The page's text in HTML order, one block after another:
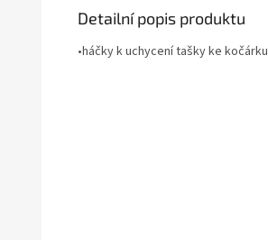
Detailní popis produktu
•háčky k uchycení tašky ke kočárku